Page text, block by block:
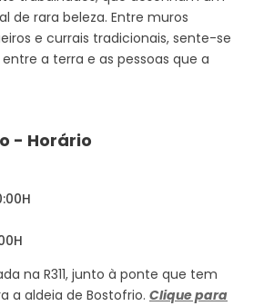
de rara beleza. Entre muros
e currais tradicionais, sente-se
a terra e as pessoas que a
- Horário
na R311, junto à ponte que tem
a aldeia de Bostofrio. Clique para